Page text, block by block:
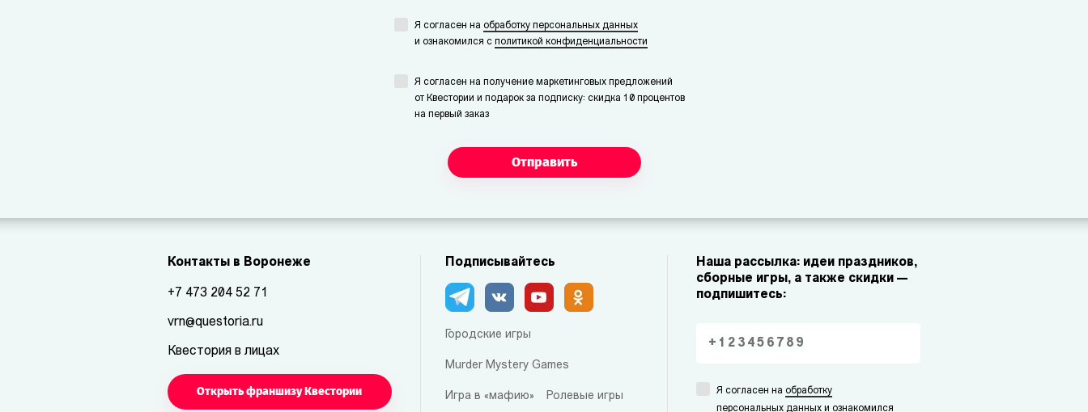
Я согласен на обработку персональных данных
и ознакомился с политикой конфиденциальности
Я согласен на получение маркетинговых предложений
от Квестории и подарок за подписку: скидка 10 процентов
на первый заказ
Отправить
Контакты в Воронеже
+7 473 204 52 71
vrn@questoria.ru
Квестория в лицах
Открыть франшизу Квестории
Подписывайтесь
Городские игры
Murder Mystery Games
Игра в «мафию» Ролевые игры
Наша рассылка: идеи праздников,
сборные игры, а также скидки —
подпишитесь:
Я согласен на обработку
персональных данных и ознакомился